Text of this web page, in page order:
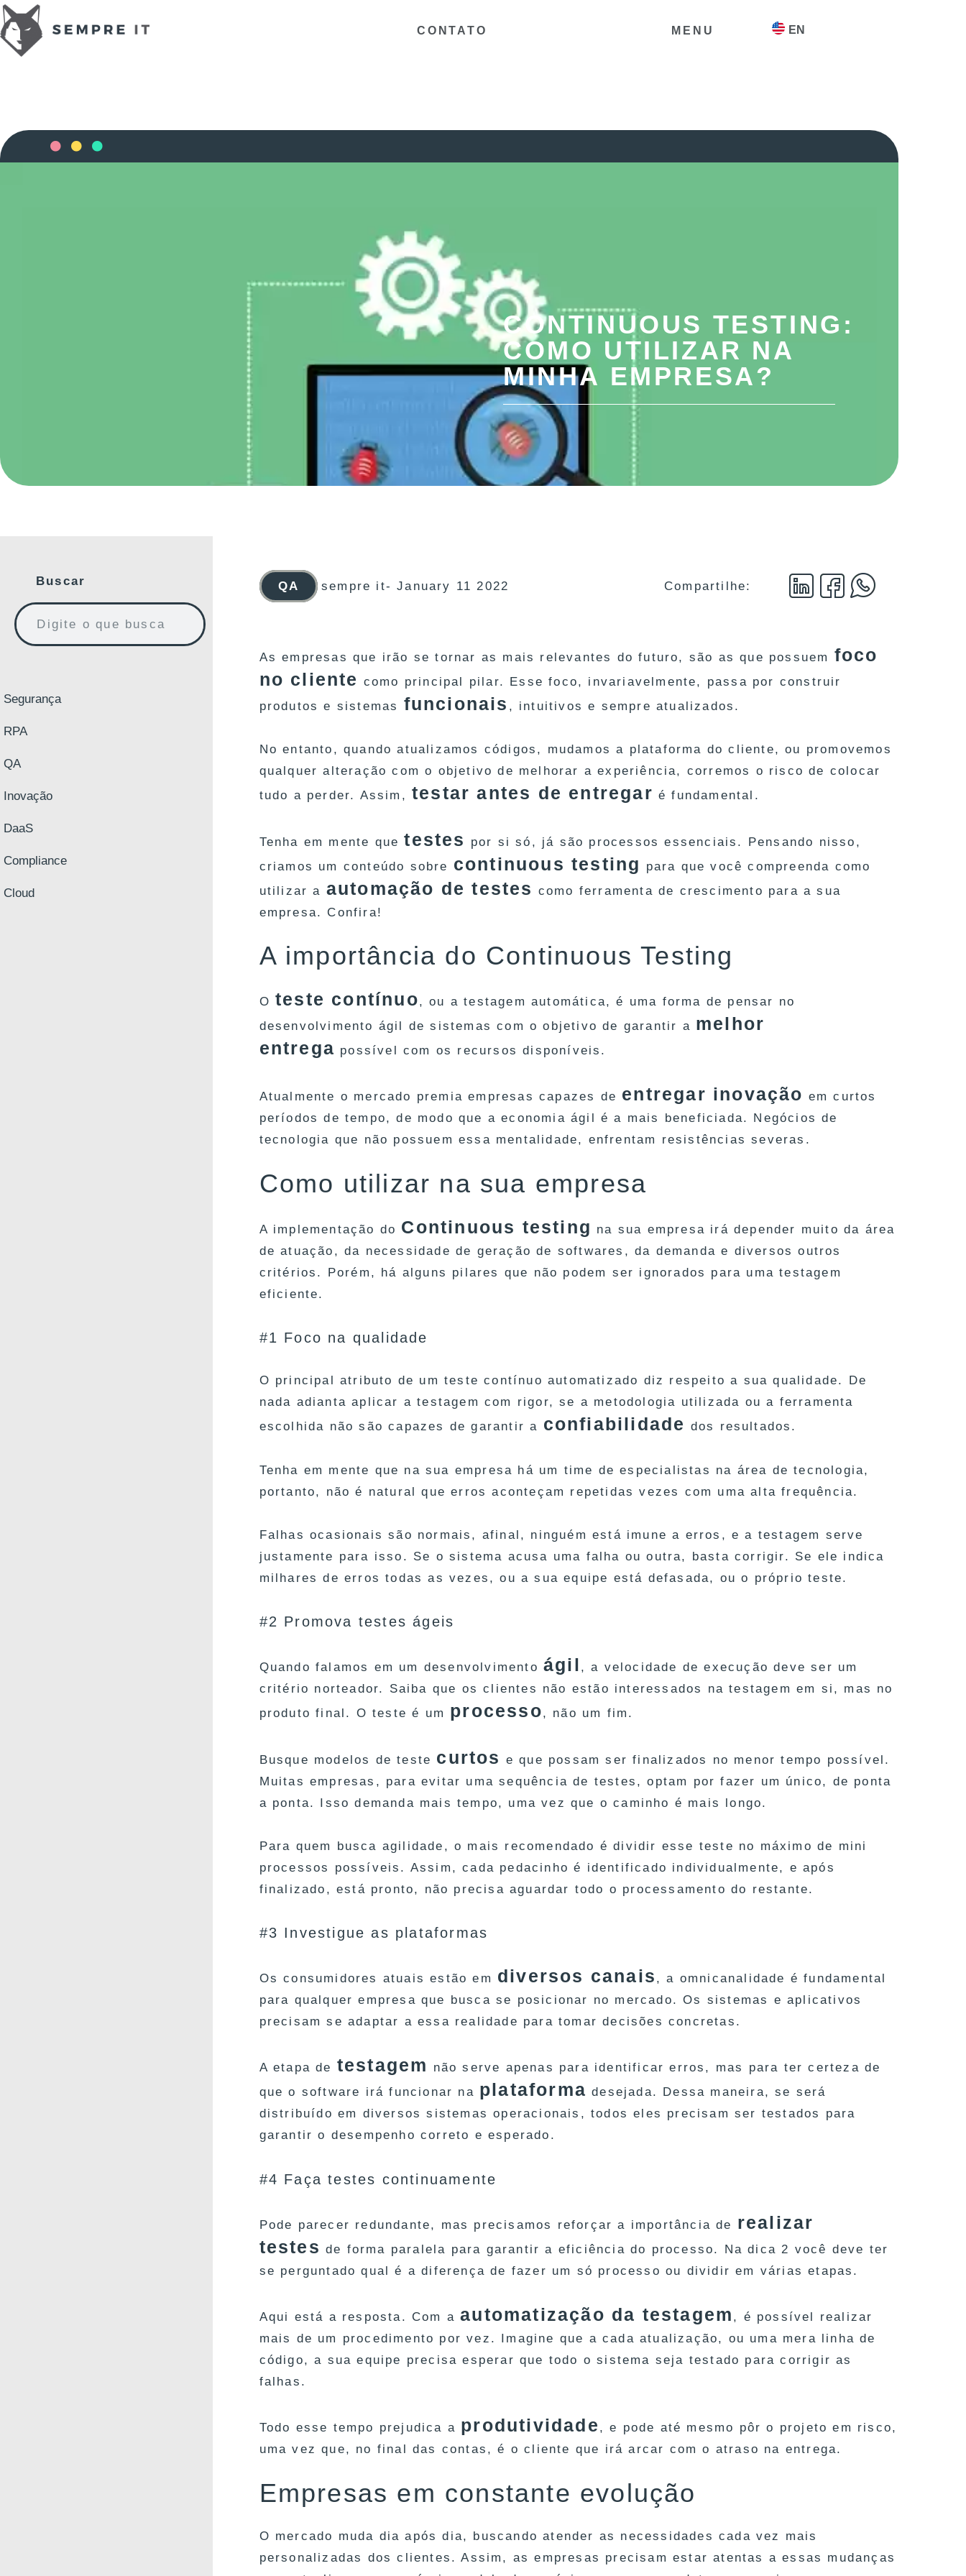
CONTATO MENU EN
CONTINUOUS TESTING:
COMO UTILIZAR NA
MINHA EMPRESA?
Buscar
Segurança
RPA
QA
Inovação
DaaS
Compliance
Cloud
QA sempre it- January 11 2022 Compartilhe:
As empresas que irão se tornar as mais relevantes do futuro, são as que possuem foco
no cliente como principal pilar. Esse foco, invariavelmente, passa por construir
produtos e sistemas funcionais , intuitivos e sempre atualizados.
No entanto, quando atualizamos códigos, mudamos a plataforma do cliente, ou promovemos
qualquer alteração com o objetivo de melhorar a experiência, corremos o risco de colocar
tudo a perder. Assim,testar antes de entregar é fundamental.
Tenha em mente quetestes
por si só, já são processos essenciais. Pensando nisso,
criamos um conteúdo sobre continuous testing
para que você compreenda como
utilizar a automação de testes como ferramenta de crescimento para a sua
empresa. Confira!
A importância do Continuous Testing
Oteste contínuo, ou a testagem automática, é uma forma de pensar no
desenvolvimento ágil de sistemas com o objetivo de garantir a melhor
entrega possível com os recursos disponíveis.
Atualmente o mercado premia empresas capazes de entregar inovação em curtos
períodos de tempo, de modo que a economia ágil é a mais beneficiada. Negócios de
tecnologia que não possuem essa mentalidade, enfrentam resistências severas.
Como utilizar na sua empresa
A implementação do Continuous testing na sua empresa irá depender muito da área
de atuação, da necessidade de geração de softwares, da demanda e diversos outros
critérios. Porém, há alguns pilares que não podem ser ignorados para uma testagem
eficiente.
#1 Foco na qualidade
O principal atributo de um teste contínuo automatizado diz respeito a sua qualidade. De
nada adianta aplicar a testagem com rigor, se a metodologia utilizada ou a ferramenta
escolhida não são capazes de garantir a confiabilidade dos resultados.
Tenha em mente que na sua empresa há um time de especialistas na área de tecnologia,
portanto, não é natural que erros aconteçam repetidas vezes com uma alta frequência.
Falhas ocasionais são normais, afinal, ninguém está imune a erros, e a testagem serve
justamente para isso. Se o sistema acusa uma falha ou outra, basta corrigir. Se ele indica
milhares de erros todas as vezes, ou a sua equipe está defasada, ou o próprio teste.
#2 Promova testes ágeis
Quando falamos em um desenvolvimentoágil , a velocidade de execução deve ser um
critério norteador. Saiba que os clientes não estão interessados na testagem em si, mas no
produto final. O teste é um processo, não um fim.
Busque modelos de teste curtos e que possam ser finalizados no menor tempo possível.
Muitas empresas, para evitar uma sequência de testes, optam por fazer um único, de ponta
a ponta. Isso demanda mais tempo, uma vez que o caminho é mais longo.
Para quem busca agilidade, o mais recomendado é dividir esse teste no máximo de mini
processos possíveis. Assim, cada pedacinho é identificado individualmente, e após
finalizado, está pronto, não precisa aguardar todo o processamento do restante.
#3 Investigue as plataformas
Os consumidores atuais estão em diversos canais , a omnicanalidade é fundamental
para qualquer empresa que busca se posicionar no mercado. Os sistemas e aplicativos
precisam se adaptar a essa realidade para tomar decisões concretas.
A etapa de testagem
não serve apenas para identificar erros, mas para ter certeza de
que o software irá funcionar na plataforma desejada. Dessa maneira, se será
distribuído em diversos sistemas operacionais, todos eles precisam ser testados para
garantir o desempenho correto e esperado.
#4 Faça testes continuamente
Pode parecer redundante, mas precisamos reforçar a importância de realizar
testes de forma paralela para garantir a eficiência do processo. Na dica 2 você deve ter
se perguntado qual é a diferença de fazer um só processo ou dividir em várias etapas.
Aqui está a resposta. Com aautomatização da testagem , é possível realizar
mais de um procedimento por vez. Imagine que a cada atualização, ou uma mera linha de
código, a sua equipe precisa esperar que todo o sistema seja testado para corrigir as
falhas.
Todo esse tempo prejudica a produtividade , e pode até mesmo pôr o projeto em risco,
uma vez que, no final das contas, é o cliente que irá arcar com o atraso na entrega.
Empresas em constante evolução
O mercado muda dia após dia, buscando atender as necessidades cada vez mais
personalizadas dos clientes. Assim, as empresas precisam estar atentas a essas mudanças